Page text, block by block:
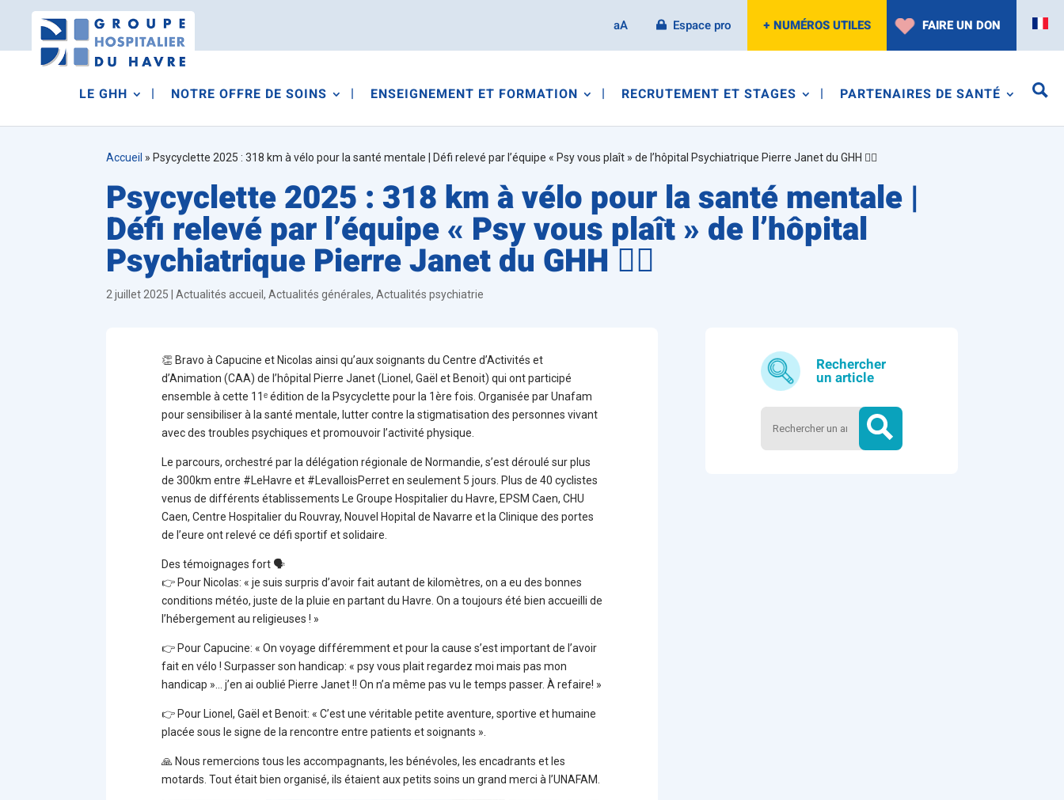
aA Espace pro + NUMÉROS UTILES FAIRE UN DON
LE GHH NOTRE OFFRE DE SOINS ENSEIGNEMENT ET FORMATION RECRUTEMENT ET STAGES PARTENAIRES DE SANTÉ
Accueil » Psycyclette 2025 : 318 km à vélo pour la santé mentale | Défi relevé par l’équipe « Psy vous plaît » de l’hôpital Psychiatrique Pierre Janet du GHH 🚴‍♂️
Psycyclette 2025 : 318 km à vélo pour la santé mentale |
Défi relevé par l’équipe « Psy vous plaît » de l’hôpital
Psychiatrique Pierre Janet du GHH 🚴‍♂️
2 juillet 2025 |Actualités accueil,Actualités générales,Actualités psychiatrie
👏 Bravo à Capucine et Nicolas ainsi qu’aux soignants du Centre d’Activités et
d’Animation (CAA) de l’hôpital Pierre Janet (Lionel, Gaël et Benoit) qui ont participé
ensemble à cette 11ᵉ édition de la Psycyclette pour la 1ère fois. Organisée par Unafam
pour sensibiliser à la santé mentale, lutter contre la stigmatisation des personnes vivant
avec des troubles psychiques et promouvoir l’activité physique.
Le parcours, orchestré par la délégation régionale de Normandie, s’est déroulé sur plus
de 300km entre #LeHavre et #LevalloisPerret en seulement 5 jours. Plus de 40 cyclistes
venus de différents établissements Le Groupe Hospitalier du Havre, EPSM Caen, CHU
Caen, Centre Hospitalier du Rouvray, Nouvel Hopital de Navarre et la Clinique des portes
de l’eure ont relevé ce défi sportif et solidaire.
Des témoignages fort 🗣
👉 Pour Nicolas: « je suis surpris d’avoir fait autant de kilomètres, on a eu des bonnes
conditions météo, juste de la pluie en partant du Havre. On a toujours été bien accueilli de
l’hébergement au religieuses ! »
👉 Pour Capucine: « On voyage différemment et pour la cause s’est important de l’avoir
fait en vélo ! Surpasser son handicap: « psy vous plait regardez moi mais pas mon
handicap »… j’en ai oublié Pierre Janet !! On n’a même pas vu le temps passer. À refaire! »
👉 Pour Lionel, Gaël et Benoit: « C’est une véritable petite aventure, sportive et humaine
placée sous le signe de la rencontre entre patients et soignants ».
🙏 Nous remercions tous les accompagnants, les bénévoles, les encadrants et les
motards. Tout était bien organisé, ils étaient aux petits soins un grand merci à l’UNAFAM.
Rechercher
un article